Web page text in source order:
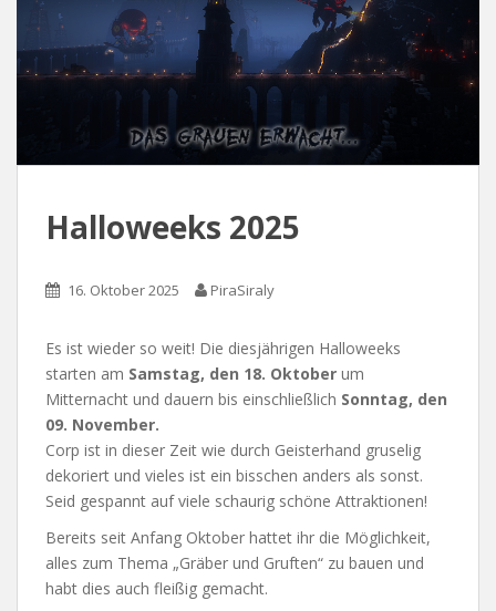
Halloweeks 2025
16. Oktober 2025 PiraSiraly
Es ist wieder so weit! Die diesjährigen Halloweeks
starten am Samstag, den 18. Oktober um
Mitternacht und dauern bis einschließlich Sonntag, den
09. November.
Corp ist in dieser Zeit wie durch Geisterhand gruselig
dekoriert und vieles ist ein bisschen anders als sonst.
Seid gespannt auf viele schaurig schöne Attraktionen!
Bereits seit Anfang Oktober hattet ihr die Möglichkeit,
alles zum Thema „Gräber und Gruften“ zu bauen und
habt dies auch fleißig gemacht.